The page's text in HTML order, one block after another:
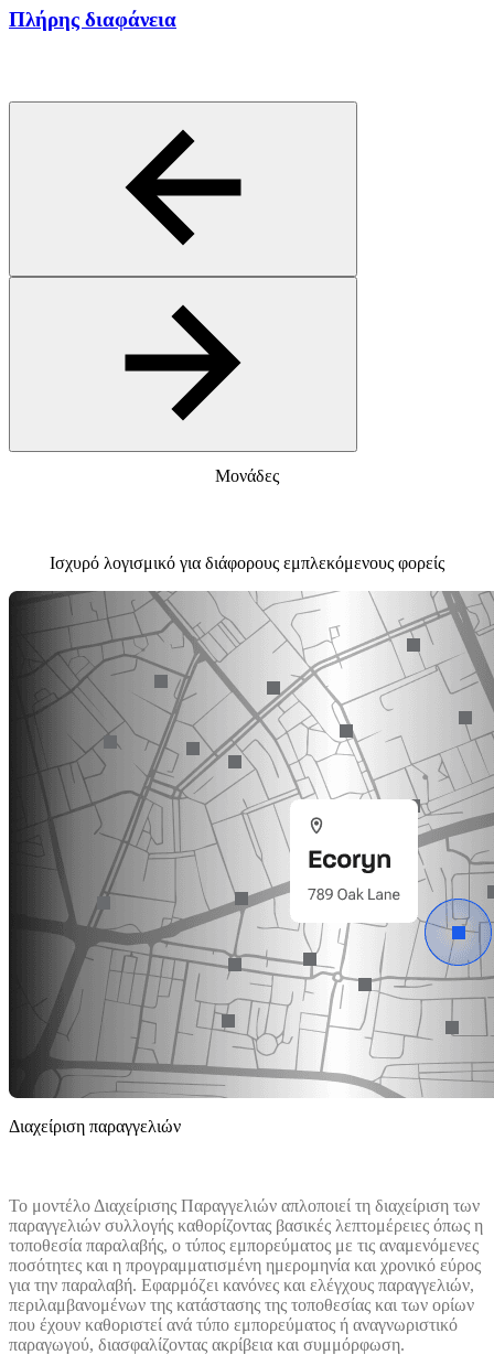
Πλήρης διαφάνεια
Μονάδες
Ισχυρό λογισμικό για διάφορους εμπλεκόμενους φορείς
Διαχείριση παραγγελιών
Το μοντέλο Διαχείρισης Παραγγελιών απλοποιεί τη διαχείριση των
παραγγελιών συλλογής καθορίζοντας βασικές λεπτομέρειες όπως η
τοποθεσία παραλαβής, ο τύπος εμπορεύματος με τις αναμενόμενες
ποσότητες και η προγραμματισμένη ημερομηνία και χρονικό εύρος
για την παραλαβή. Εφαρμόζει κανόνες και ελέγχους παραγγελιών,
περιλαμβανομένων της κατάστασης της τοποθεσίας και των ορίων
που έχουν καθοριστεί ανά τύπο εμπορεύματος ή αναγνωριστικό
παραγωγού, διασφαλίζοντας ακρίβεια και συμμόρφωση.